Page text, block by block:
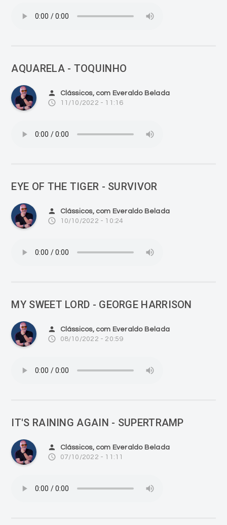
AQUARELA - TOQUINHO
person Clássicos, com Everaldo Belada
access_time 11/10/2022 - 11:16
EYE OF THE TIGER - SURVIVOR
person Clássicos, com Everaldo Belada
access_time 10/10/2022 - 10:24
MY SWEET LORD - GEORGE HARRISON
person Clássicos, com Everaldo Belada
access_time 08/10/2022 - 20:59
IT'S RAINING AGAIN - SUPERTRAMP
person Clássicos, com Everaldo Belada
access_time 07/10/2022 - 11:11